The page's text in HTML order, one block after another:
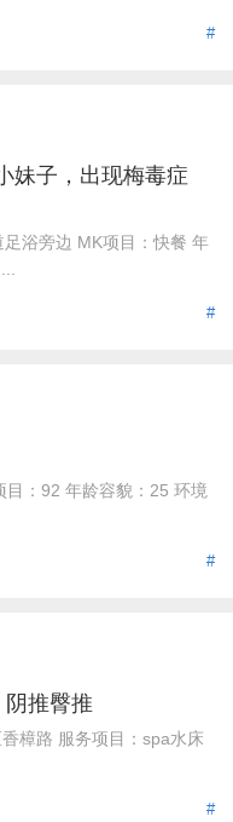
#
妹子，出现梅毒症
浴旁边 MK项目：快餐 年
#
：92 年龄容貌：25 环境
#
推臀推
樟路 服务项目：spa水床
#